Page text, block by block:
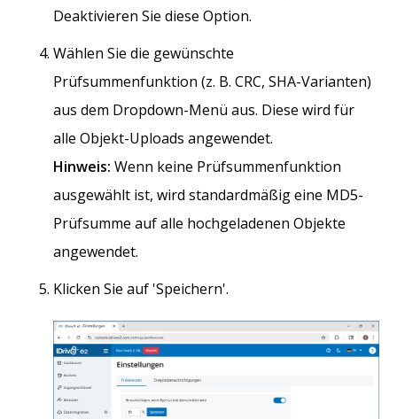
Deaktivieren Sie diese Option.
Wählen Sie die gewünschte
Prüfsummenfunktion (z. B. CRC, SHA-Varianten)
aus dem Dropdown-Menü aus. Diese wird für
alle Objekt-Uploads angewendet.
Hinweis: Wenn keine Prüfsummenfunktion
ausgewählt ist, wird standardmäßig eine MD5-
Prüfsumme auf alle hochgeladenen Objekte
angewendet.
Klicken Sie auf 'Speichern'.